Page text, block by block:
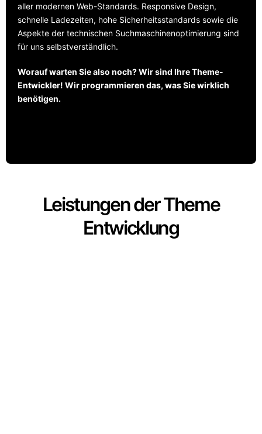
aller modernen Web-Standards. Responsive Design,
schnelle Ladezeiten, hohe Sicherheitsstandards sowie die
Aspekte der technischen Suchmaschinenoptimierung sind
für uns selbstverständlich.
Worauf warten Sie also noch? Wir sind Ihre Theme-
Entwickler! Wir programmieren das, was Sie wirklich
benötigen.
Leistungen der Theme
Entwicklung